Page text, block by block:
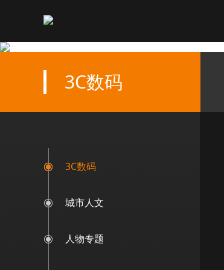
3C数码
3C数码
城市人文
人物专题